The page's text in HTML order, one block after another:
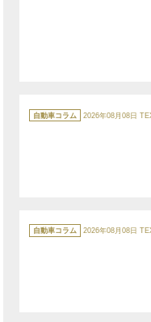
テ
ゴ
自動車コラム 2026年08月08日
テ
ゴ
自動車コラム 2026年08月08日